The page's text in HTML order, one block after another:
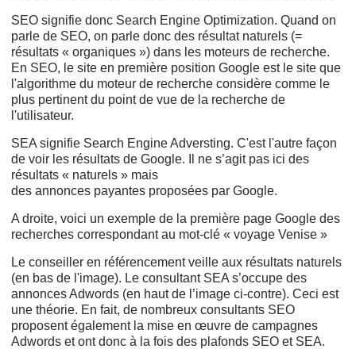
SEO signifie donc Search Engine Optimization. Quand on
parle de SEO, on parle donc des résultat naturels (=
résultats « organiques ») dans les moteurs de recherche.
En SEO, le site en première position Google est le site que
l'algorithme du moteur de recherche considère comme le
plus pertinent du point de vue de la recherche de
l'utilisateur.
SEA signifie Search Engine Adversting. C'est l'autre façon
de voir les résultats de Google. Il ne s’agit pas ici des
résultats « naturels » mais
des annonces payantes proposées par Google.
A droite, voici un exemple de la première page Google des
recherches correspondant au mot-clé « voyage Venise »
Le conseiller en référencement veille aux résultats naturels
(en bas de l'image). Le consultant SEA s’occupe des
annonces Adwords (en haut de l’image ci-contre). Ceci est
une théorie. En fait, de nombreux consultants SEO
proposent également la mise en œuvre de campagnes
Adwords et ont donc à la fois des plafonds SEO et SEA.